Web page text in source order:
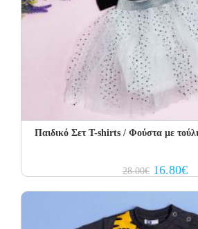
Παιδικό Σετ Τ-shirts / Φούστα με
28.00€ Original
price
16.80€